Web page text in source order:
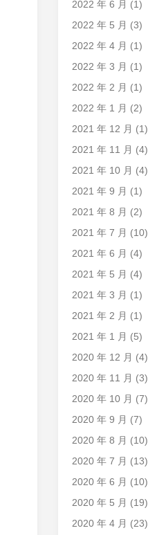
2022 年 6 月 (1)
2022 年 5 月 (3)
2022 年 4 月 (1)
2022 年 3 月 (1)
2022 年 2 月 (1)
2022 年 1 月 (2)
2021 年 12 月 (1)
2021 年 11 月 (4)
2021 年 10 月 (4)
2021 年 9 月 (1)
2021 年 8 月 (2)
2021 年 7 月 (10)
2021 年 6 月 (4)
2021 年 5 月 (4)
2021 年 3 月 (1)
2021 年 2 月 (1)
2021 年 1 月 (5)
2020 年 12 月 (4)
2020 年 11 月 (3)
2020 年 10 月 (7)
2020 年 9 月 (7)
2020 年 8 月 (10)
2020 年 7 月 (13)
2020 年 6 月 (10)
2020 年 5 月 (19)
2020 年 4 月 (23)